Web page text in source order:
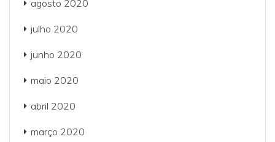
agosto 2020
julho 2020
junho 2020
maio 2020
abril 2020
março 2020